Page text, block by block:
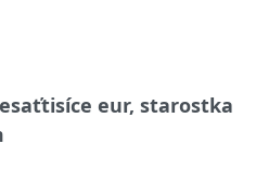
eur, starostka